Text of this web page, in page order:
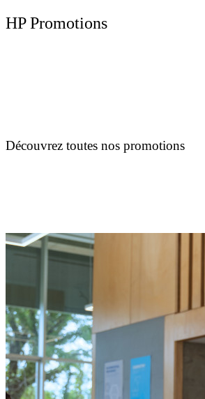
HP Promotions
Découvrez toutes nos promotions